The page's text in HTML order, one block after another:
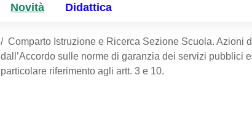
Novità Didattica
Comparto Istruzione e Ricerca Sezione Scuola. Azioni
dall’Accordo sulle norme di garanzia dei servizi pubblici
particolare riferimento agli artt. 3 e 10.